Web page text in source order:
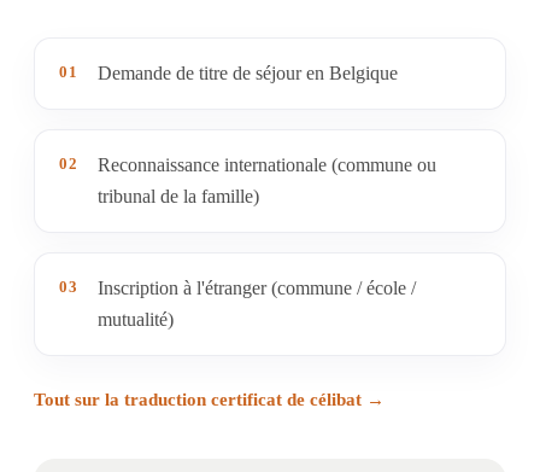
01 Demande de titre de séjour en Belgique
02
Reconnaissance internationale (commune ou
tribunal de la famille)
03
Inscription à l'étranger (commune / école /
mutualité)
Tout sur la traduction certificat de célibat →